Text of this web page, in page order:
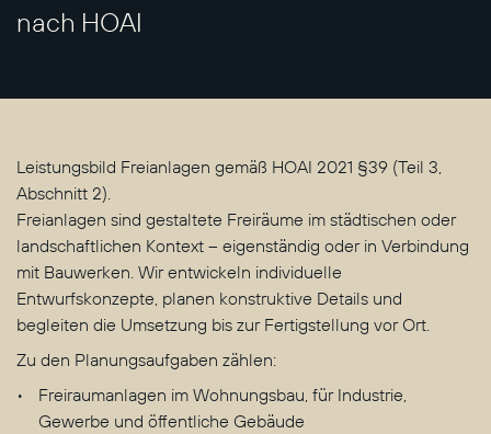
nach HOAI
Leistungsbild Freianlagen gemäß HOAI 2021 §39 (Teil 3,
Abschnitt 2).
Freianlagen sind gestaltete Freiräume im städtischen oder
landschaftlichen Kontext – eigenständig oder in Verbindung
mit Bauwerken. Wir entwickeln individuelle
Entwurfskonzepte, planen konstruktive Details und
begleiten die Umsetzung bis zur Fertigstellung vor Ort.
Zu den Planungsaufgaben zählen:
Freiraumanlagen im Wohnungsbau, für Industrie,
Gewerbe und öffentliche Gebäude